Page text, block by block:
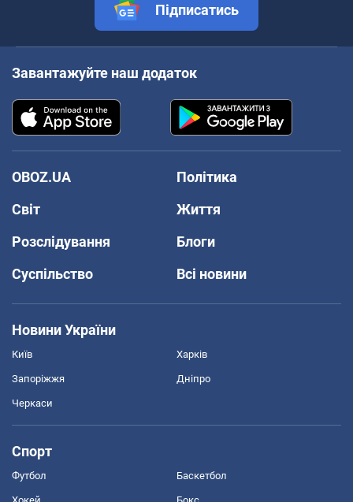
Підписатись
Завантажуйте наш додаток
OBOZ.UA
Політика
Світ
Життя
Розслідування
Блоги
Суспільство
Всі новини
Новини України
Київ Харків
Запоріжжя Дніпро
Черкаси
Спорт
Футбол Баскетбол